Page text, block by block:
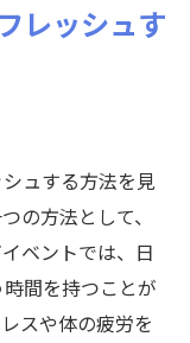
レッシュす
ュする方法を見
の方法として、
ベントでは、日
間を持つことが
スや体の疲労を